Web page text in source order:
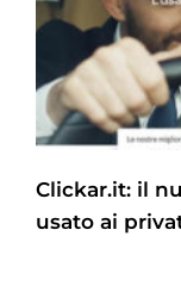
Clickar.it: il
usato ai